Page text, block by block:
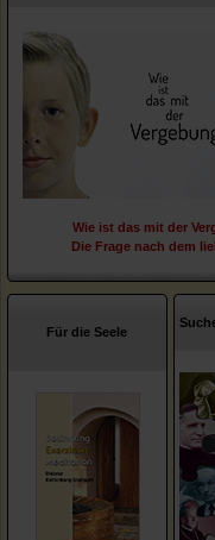
Wie ist das mit der
Die Frage nach dem
Für die Seele